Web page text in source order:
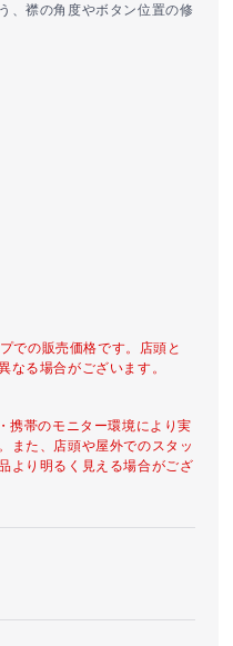
、襟の角度やボタン位置の修
での販売価格です。店頭と
なる場合がございます。
携帯のモニター環境により実
また、店頭や屋外でのスタッ
より明るく見える場合がござ